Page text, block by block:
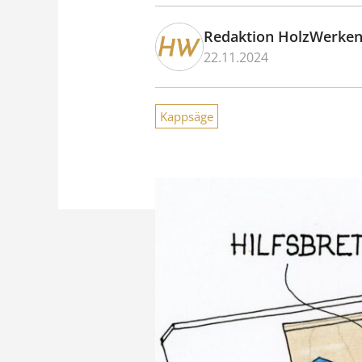
Redaktion HolzWerken
22.11.2024
Kappsäge